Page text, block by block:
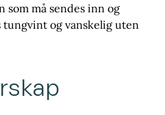
som må sendes inn og
tungvint og vanskelig uten